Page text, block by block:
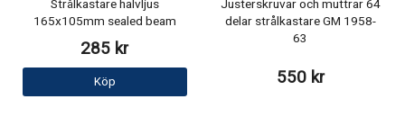
Strålkastare halvljus
165x105mm sealed beam
285 kr
Köp
Justerskruvar och muttrar 64
delar strålkastare GM 1958-
63
550 kr